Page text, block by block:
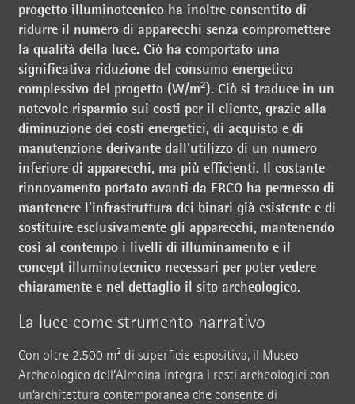
progetto illuminotecnico ha inoltre consentito di
ridurre il numero di apparecchi senza compromettere
la qualità della luce. Ciò ha comportato una
significativa riduzione del consumo energetico
complessivo del progetto (W/m²). Ciò si traduce in un
notevole risparmio sui costi per il cliente, grazie alla
diminuzione dei costi energetici, di acquisto e di
manutenzione derivante dall'utilizzo di un numero
inferiore di apparecchi, ma più efficienti. Il costante
rinnovamento portato avanti da ERCO ha permesso di
mantenere l’infrastruttura dei binari già esistente e di
sostituire esclusivamente gli apparecchi, mantenendo
così al contempo i livelli di illuminamento e il
concept illuminotecnico necessari per poter vedere
chiaramente e nel dettaglio il sito archeologico.
La luce come strumento narrativo
Con oltre 2.500 m² di superficie espositiva, il Museo
Archeologico dell’Almoina integra i resti archeologici con
un’architettura contemporanea che consente di